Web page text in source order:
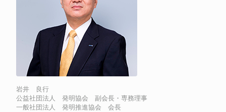
岩井 良行
公益社団法人 発明協会 副会長・専務理事
一般社団法人 発明推進協会 会長